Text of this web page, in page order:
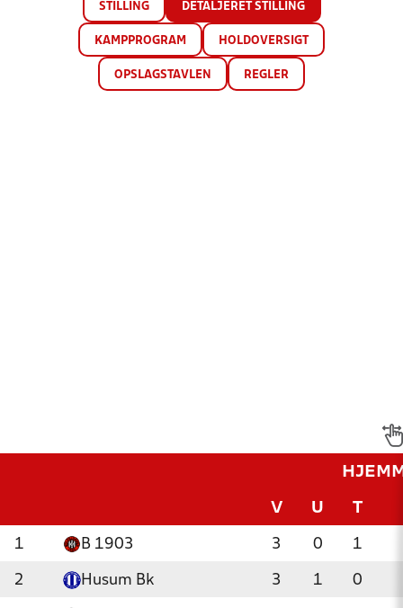
STILLING DETALJERET STILLING
KAMPPROGRAM HOLDOVERSIGT
OPSLAGSTAVLEN REGLER
V U T
1 B 1903 3 0 1
2 Husum Bk 3 1 0